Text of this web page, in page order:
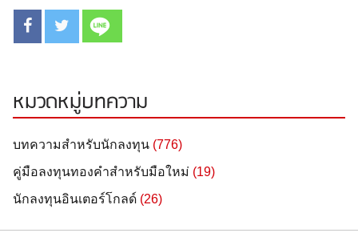
หมวดหมู่บทความ
บทความสำหรับนักลงทุน (776)
คู่มือลงทุนทองคำสำหรับมือใหม่ (19)
นักลงทุนอินเตอร์โกลด์ (26)